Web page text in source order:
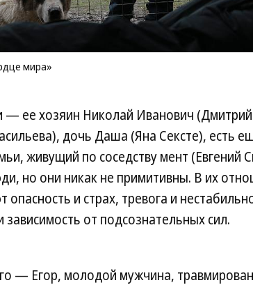
мира»
— ее хозяин Николай Иванович
дочь Даша (Яна Сексте), есть
живущий по соседству мент
но они никак не примитивны. В их
опасность и страх, тревога и
зависимость от подсознательных сил.
— Егор, молодой мужчина,